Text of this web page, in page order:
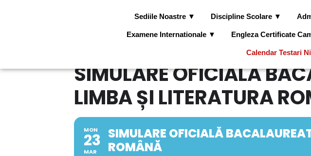
Sediile Noastre ▼ Discipline Scolare ▼
Examene Internationale ▼ Engleza Certificate
Calendar Testari
SIMULARE OFICIALĂ
LIMBA ȘI LITERATURA
MON
23
MAR
SIMULARE OFICIALĂ
ROMÂNĂ